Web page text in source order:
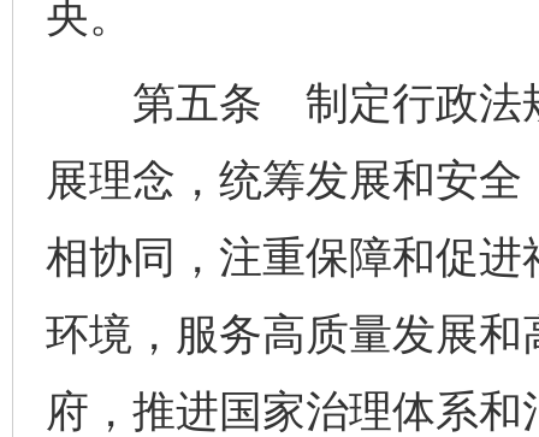
央。
第五条 制定行政法规
展理念，统筹发展和安
相协同，注重保障和促
环境，服务高质量发展
府，推进国家治理体系